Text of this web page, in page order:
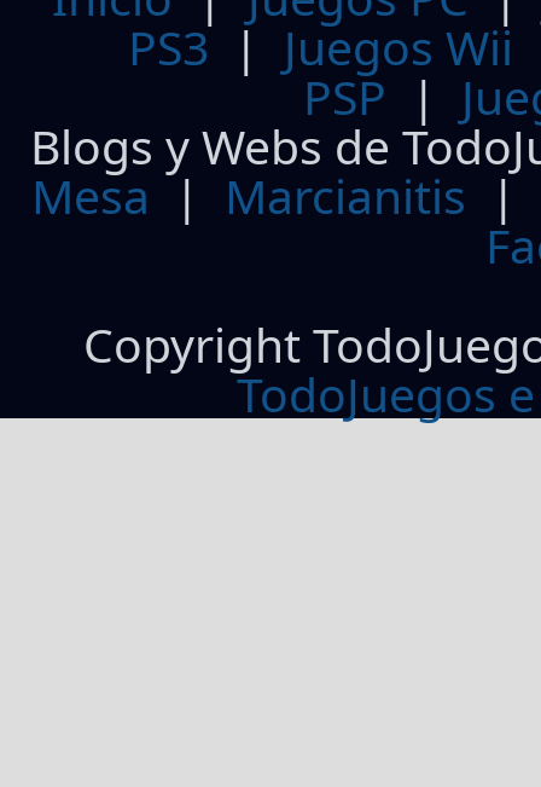
PS3| Juegos Wii
PSP |
Blogs y Webs de
Mesa | Marcianitis |
Copyright
TodoJuegos